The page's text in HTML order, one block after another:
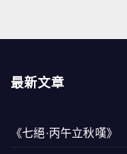
最新文章
《七絕·丙午立秋嘆》